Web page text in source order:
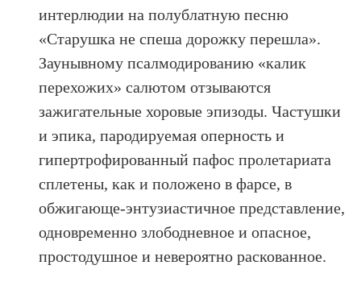
интерлюдии на полублатную песню
«Старушка не спеша дорожку перешла».
Заунывному псалмодированию «калик
перехожих» салютом отзываются
зажигательные хоровые эпизоды. Частушки
и эпика, пародируемая оперность и
гипертрофированный пафос пролетариата
сплетены, как и положено в фарсе, в
обжигающе-энтузиастичное представление,
одновременно злободневное и опасное,
простодушное и невероятно раскованное.